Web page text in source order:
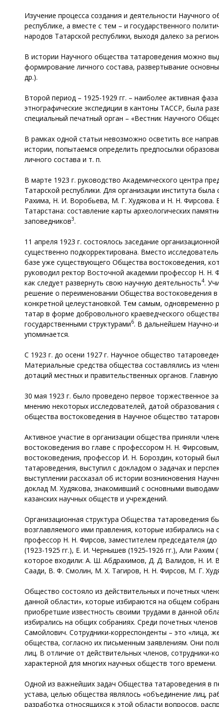
Изучение процесса создания и деятельности
республике, а вместе с тем – и государственного
народов Татарской республики, выходя далеко за
В истории Научного общества татароведения можно
формирование личного состава, развертывание
др.).
Второй период – 1925-1929 гг. – наиболее активная
этнографические экспедиции в кантоны ТАССР, была
специальный печатный орган – «Вестник Научного
В рамках одной статьи невозможно осветить все
истории, попытаемся определить предпосылки
личного состава и т. п.
В марте 1923 г. руководство Академического центра
Татарской республики. Для организации института
Рахима, Н. И. Воробьева, М. Г. Худякова и Н. Н. Фирсова.
Татарстана: составление карты археологических
заповедников3.
11 апреля 1923 г. состоялось заседание
существенно подкорректирована. Вместо
базе уже существующего Общества востоковедения,
руководил ректор Восточной академии профессор Н.
как следует развернуть свою научную деятельность4.
решение о переименовании Общества востоковедения
конкретной целеустановкой. Тем самым, одновременно
татар в форме добровольного краеведческого
государственными структурами6. В дальнейшем Научно-
упоминается.
С 1923 г. до осени 1927 г. Научное общество
Материальные средства общества составлялись из
дотаций местных и правительственных органов.
30 мая 1923 г. было проведено первое торжественное
мнению некоторых исследователей, датой
общества востоковедения в Научное общество
Активное участие в организации общества приняли
востоковедения во главе с профессором Н. Н.
востоковедения, профессор И. Н. Бороздин, который
татароведения, выступил с докладом о задачах и
выступлении рассказал об истории возникновения
доклад М. Худякова, знакомивший с основными
казанских научных обществ и учреждений.
Организационная структура Общества татароведения
возглавляемого ими правления, которые избирались
профессор Н. Н. Фирсов, заместителем председателя
(1923-1925 гг.), Е. И. Чернышев (1925‑1926 гг.), Али
которое входили: А. Ш. Абдрахимов, Д. Д. Валидов, Н. И.
Саади, В. Ф. Смолин, М. Х. Тагиров, Н. Н. Фирсов, М. Г.
Общество состояло из действительных и почетных
данной области», которые избираются на общем
приобретшие известность своими трудами в данной
избирались на общих собраниях. Среди почетных
Самойлович. Сотрудники-корреспонденты – это «лица,
общества, согласно их письменным заявлениям. Они
лиц. В отличие от действительных членов,
характерной для многих научных обществ того
Одной из важнейших задач Общества татароведения в
устава, целью общества являлось «объединение лиц,
разработка относящихся к этой области вопросов,